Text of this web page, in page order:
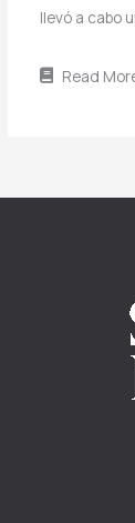
llevó a cabo
Read